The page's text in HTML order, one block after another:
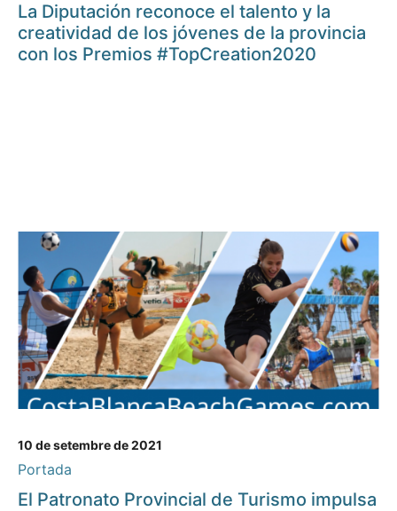
La Diputación reconoce el talento y la
creatividad de los jóvenes de la provincia
con los Premios #TopCreation2020
10 de setembre de 2021
Portada
El Patronato Provincial de Turismo impulsa